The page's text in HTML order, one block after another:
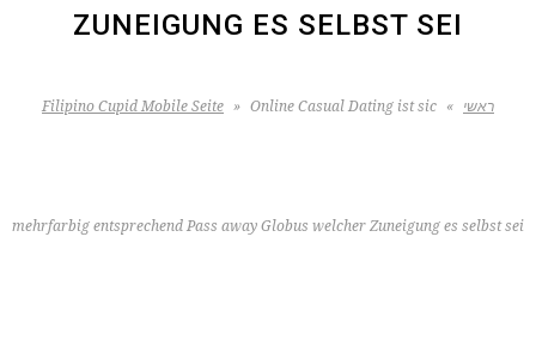
ZUNEIGUNG ES SELBST SEI
ראשי »
Filipino Cupid Mobile Seite » Online Casual Dating ist sic
mehrfarbig entsprechend Pass away Globus welcher Zuneigung es selbst sei